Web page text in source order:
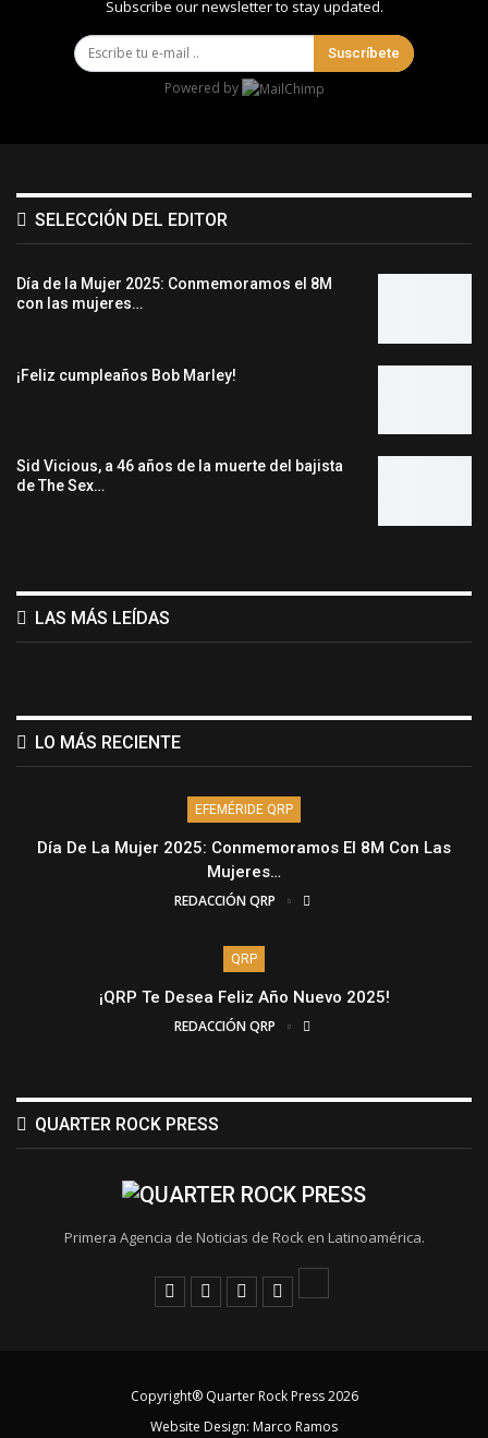
Subscribe our newsletter to stay updated.
Suscríbete
Powered by
SELECCIÓN DEL EDITOR
Día de la Mujer 2025: Conmemoramos el 8M
con las mujeres…
¡Feliz cumpleaños Bob Marley!
Sid Vicious, a 46 años de la muerte del bajista
de The Sex…
LAS MÁS LEÍDAS
LO MÁS RECIENTE
EFEMÉRIDE QRP
Día De La Mujer 2025: Conmemoramos El 8M Con Las
Mujeres…
REDACCIÓN QRP
QRP
¡QRP Te Desea Feliz Año Nuevo 2025!
REDACCIÓN QRP
QUARTER ROCK PRESS
Primera Agencia de Noticias de Rock en Latinoamérica.
Copyright® Quarter Rock Press 2026
Website Design: Marco Ramos